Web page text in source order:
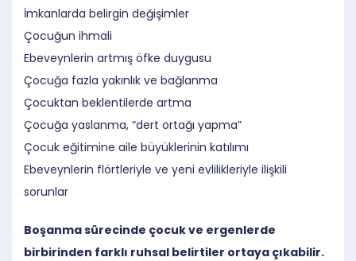
İmkanlarda belirgin değişimler
Çocuğun ihmali
Ebeveynlerin artmış öfke duygusu
Çocuğa fazla yakınlık ve bağlanma
Çocuktan beklentilerde artma
Çocuğa yaslanma, “dert ortağı yapma”
Çocuk eğitimine aile büyüklerinin katılımı
Ebeveynlerin flörtleriyle ve yeni evlilikleriyle ilişkili
sorunlar
Boşanma sürecinde çocuk ve ergenlerde
birbirinden farklı ruhsal belirtiler ortaya çıkabilir.